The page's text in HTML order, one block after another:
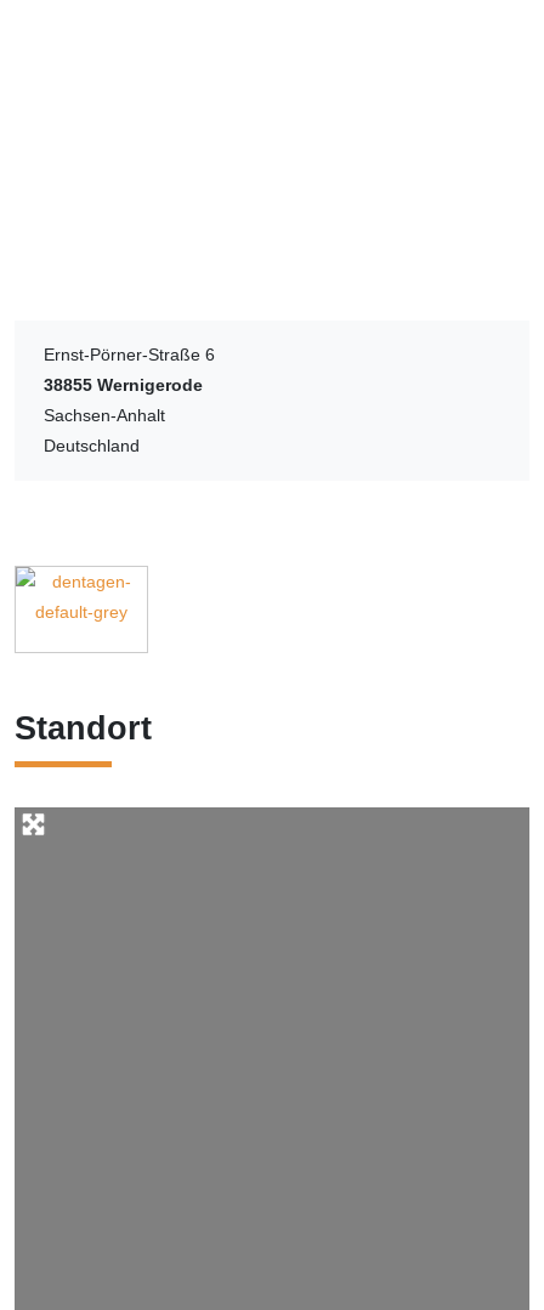
Ernst-Pörner-Straße 6
38855 Wernigerode
Sachsen-Anhalt
Deutschland
Standort